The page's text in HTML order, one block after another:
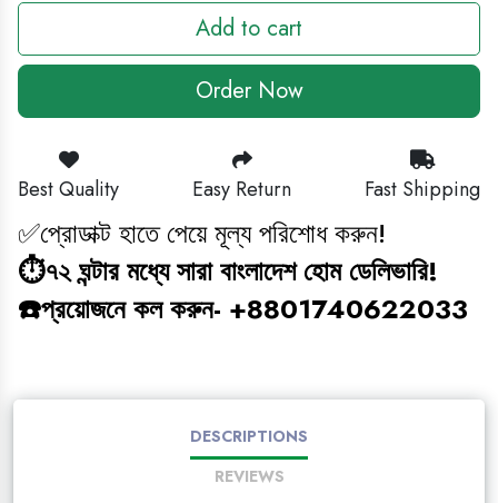
MAGIC BOOK
জ্ঞানবক্স
BABY ANTI BLUE LIGHT SUNGLASS
Add to cart
Order Now
Best Quality Easy Return Fast Shipping
✅প্রোডাক্ট হাতে পেয়ে মূল্য পরিশোধ করুন!
⏱️৭২ ঘন্টার মধ্যে সারা বাংলাদেশ হোম ডেলিভারি!
☎️প্রয়োজনে কল করুন- +8801740622033
DESCRIPTIONS
REVIEWS